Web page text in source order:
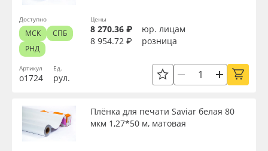
Артикул
о1724
Ед.
рул.
Цены
8 270.36 ₽
юр. лицам
8 954.72 ₽
розница
Доступно
МСК
СПБ
РНД
Плёнка для печати Saviar белая 80
мкм 1,27*50 м, матовая